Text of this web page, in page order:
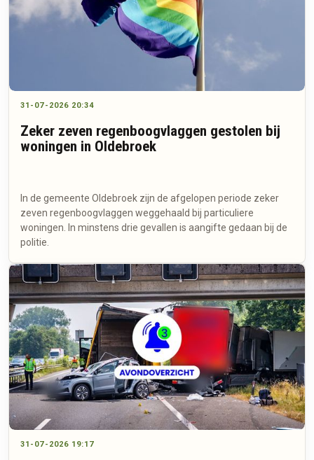
31-07-2026 20:34
Zeker zeven regenboogvlaggen gestolen bij
woningen in Oldebroek
In de gemeente Oldebroek zijn de afgelopen periode zeker
zeven regenboogvlaggen weggehaald bij particuliere
woningen. In minstens drie gevallen is aangifte gedaan bij de
politie.
31-07-2026 19:17